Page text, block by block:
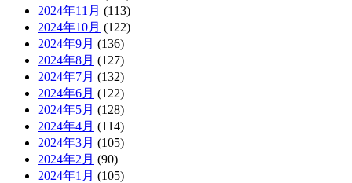
2024年11月 (113)
2024年10月 (122)
2024年9月 (136)
2024年8月 (127)
2024年7月 (132)
2024年6月 (122)
2024年5月 (128)
2024年4月 (114)
2024年3月 (105)
2024年2月 (90)
2024年1月 (105)